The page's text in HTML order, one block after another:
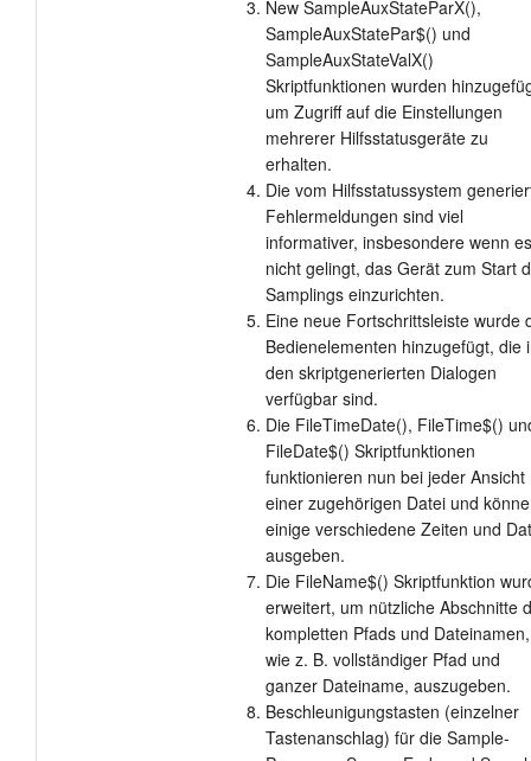
New SampleAuxStateParX(),
SampleAuxStatePar$() und
SampleAuxStateValX()
Skriptfunktionen wurden
um Zugriff auf die Einstellungen
mehrerer Hilfsstatusgeräte zu
erhalten.
Die vom Hilfsstatussystem
Fehlermeldungen sind viel
informativer, insbesondere wenn es
nicht gelingt, das Gerät zum Start
Samplings einzurichten.
Eine neue Fortschrittsleiste wurde
Bedienelementen hinzugefügt, die
den skriptgenerierten Dialogen
verfügbar sind.
Die FileTimeDate(), FileTime$()
FileDate$() Skriptfunktionen
funktionieren nun bei jeder Ansicht
einer zugehörigen Datei und
einige verschiedene Zeiten und
ausgeben.
Die FileName$() Skriptfunktion
erweitert, um nützliche Abschnitte
kompletten Pfads und Dateinamen,
wie z. B. vollständiger Pfad und
ganzer Dateiname, auszugeben.
Beschleunigungstasten (einzelner
Tastenanschlag) für die Sample-